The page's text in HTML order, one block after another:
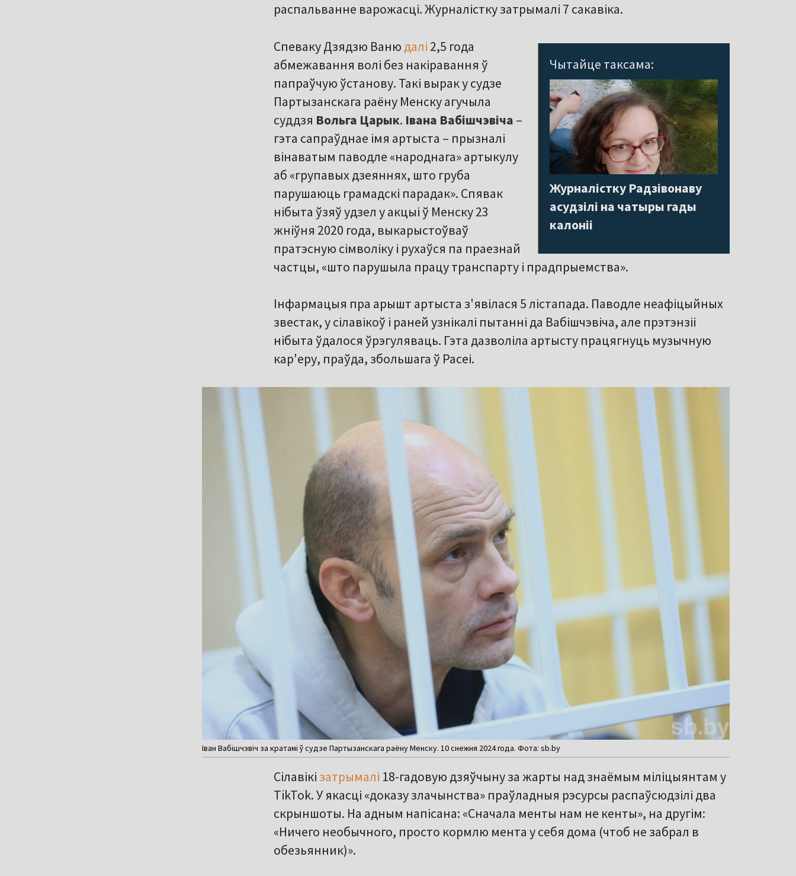
распальванне варожасці. Журналістку затрымалі 7 сакавіка.
Чытайце таксама:
Журналістку Радзівонаву
асудзілі на чатыры гады
калоніі
Спеваку Дзядзю Ваню далі 2,5 года
абмежавання волі без накіравання ў
папраўчую ўстанову. Такі вырак у судзе
Партызанскага раёну Менску агучыла
суддзя Вольга Царык. Івана Вабішчэвіча –
гэта сапраўднае імя артыста – прызналі
вінаватым паводле «народнага» артыкулу
аб «групавых дзеяннях, што груба
парушаюць грамадскі парадак». Спявак
нібыта ўзяў удзел у акцыі ў Менску 23
жніўня 2020 года, выкарыстоўваў
пратэсную сімволіку і рухаўся па праезнай
частцы, «што парушыла працу транспарту і прадпрыемства».
Інфармацыя пра арышт артыста з'явілася 5 лістапада. Паводле неафіцыйных
звестак, у сілавікоў і раней узнікалі пытанні да Вабішчэвіча, але прэтэнзіі
нібыта ўдалося ўрэгуляваць. Гэта дазволіла артысту працягнуць музычную
кар'еру, праўда, збольшага ў Расеі.
Іван Вабішчэвіч за кратамі ў судзе Партызанскага раёну Менску. 10 снежня 2024 года. Фота: sb.by
Сілавікі затрымалі 18-гадовую дзяўчыну за жарты над знаёмым міліцыянтам у
TikTok. У якасці «доказу злачынства» праўладныя рэсурсы распаўсюдзілі два
скрыншоты. На адным напісана: «Сначала менты нам не кенты», на другім:
«Ничего необычного, просто кормлю мента у себя дома (чтоб не забрал в
обезьянник)».